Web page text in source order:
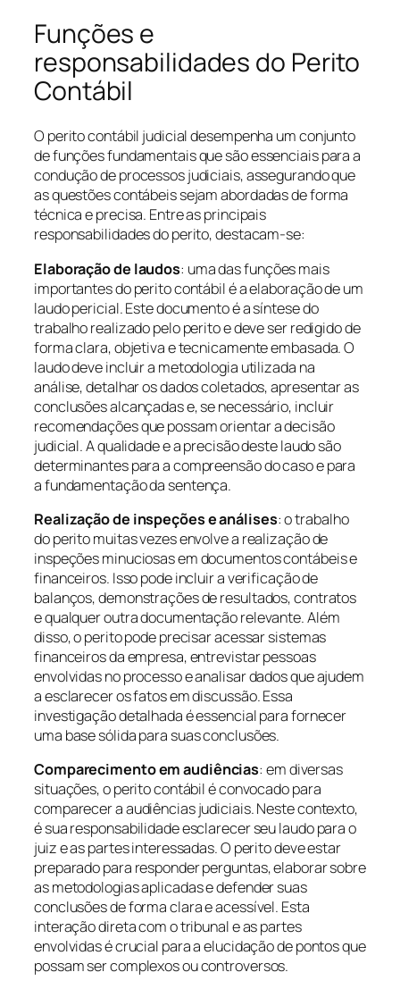
Funções e
responsabilidades do Perito
Contábil
O perito contábil judicial desempenha um conjunto
de funções fundamentais que são essenciais para a
condução de processos judiciais, assegurando que
as questões contábeis sejam abordadas de forma
técnica e precisa. Entre as principais
responsabilidades do perito, destacam-se:
Elaboração de laudos: uma das funções mais
importantes do perito contábil é a elaboração de um
laudo pericial. Este documento é a síntese do
trabalho realizado pelo perito e deve ser redigido de
forma clara, objetiva e tecnicamente embasada. O
laudo deve incluir a metodologia utilizada na
análise, detalhar os dados coletados, apresentar as
conclusões alcançadas e, se necessário, incluir
recomendações que possam orientar a decisão
judicial. A qualidade e a precisão deste laudo são
determinantes para a compreensão do caso e para
a fundamentação da sentença.
Realização de inspeções e análises: o trabalho
do perito muitas vezes envolve a realização de
inspeções minuciosas em documentos contábeis e
financeiros. Isso pode incluir a verificação de
balanços, demonstrações de resultados, contratos
e qualquer outra documentação relevante. Além
disso, o perito pode precisar acessar sistemas
financeiros da empresa, entrevistar pessoas
envolvidas no processo e analisar dados que ajudem
a esclarecer os fatos em discussão. Essa
investigação detalhada é essencial para fornecer
uma base sólida para suas conclusões.
Comparecimento em audiências: em diversas
situações, o perito contábil é convocado para
comparecer a audiências judiciais. Neste contexto,
é sua responsabilidade esclarecer seu laudo para o
juiz e as partes interessadas. O perito deve estar
preparado para responder perguntas, elaborar sobre
as metodologias aplicadas e defender suas
conclusões de forma clara e acessível. Esta
interação direta com o tribunal e as partes
envolvidas é crucial para a elucidação de pontos que
possam ser complexos ou controversos.